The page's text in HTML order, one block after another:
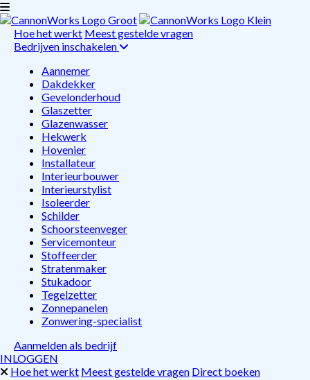
Hoe het werkt Meest gestelde vragen
Bedrijven inschakelen
Aannemer
Dakdekker
Gevelonderhoud
Glaszetter
Glazenwasser
Hekwerk
Hovenier
Installateur
Interieurbouwer
Interieurstylist
Isoleerder
Schilder
Schoorsteenveger
Servicemonteur
Stoffeerder
Stratenmaker
Stukadoor
Tegelzetter
Zonnepanelen
Zonwering-specialist
Aanmelden als bedrijf
INLOGGEN
Hoe het werkt Meest gestelde vragen Direct boeken